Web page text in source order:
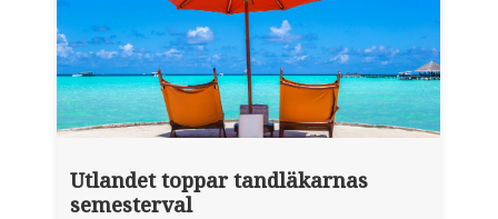
Utlandet toppar tandläkarnas
semesterval